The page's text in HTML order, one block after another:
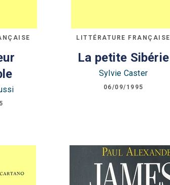
LITTÉRATURE FRANÇAISE
La petite Sibérie
Sylvie Caster
06/09/1995